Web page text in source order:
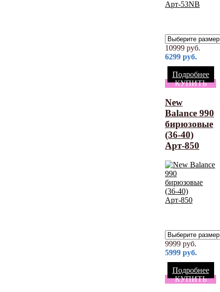
10999 руб.
6299 руб.
Подробнее
КУПИТЬ
New
Balance 990
бирюзовые
(36-40)
Арт-850
9999 руб.
5999 руб.
Подробнее
КУПИТЬ